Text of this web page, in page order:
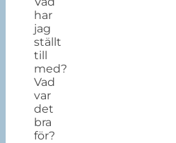
har
jag
ställt
till
med?
Vad
var
det
bra
för?